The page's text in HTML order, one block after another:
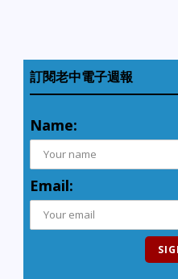
訂閱老中電子週報
Name:
Email: